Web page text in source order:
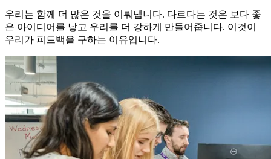
우리는 함께 더 많은 것을 이뤄냅니다. 다르다는 것은 보다 좋
은 아이디어를 낳고 우리를 더 강하게 만들어줍니다. 이것이
우리가 피드백을 구하는 이유입니다.